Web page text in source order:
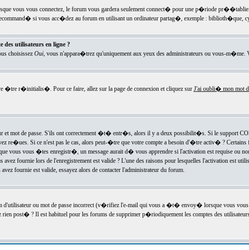
vous vous connectez, le forum vous gardera seulement connect� pour une p�riode
si vous acc�dez au forum en utilisant un ordinateur partag�, exemple :
utilisateurs en ligne ?
choisissez Oui, vous n'appara�trez qu'uniquement aux yeux des administrateurs ou vous-
�tre r�initialis�. Pour ce faire, allez sur la page de connexion et cliquez sur J'ai oubli� mon mot
mot de passe. S'ils ont correctement �t� entr�s, alors il y a deux possibilit�s. Si le support
re�ues. Si ce n'est pas le cas, alors peut-�tre que votre compte a besoin d'�tre activ� ?
vous vous �tes enregistr�, un message aurait d� vous apprendre si l'activation est requise ou
fournie lors de l'enregistrement est valide ? L'une des raisons pour lesquelles l'activation est
fournie est valide, essayez alors de contacter l'administrateur du forum.
d'utilisateur ou mot de passe incorrect (v�rifiez l'e-mail qui vous a �t� envoy� lorsque vous
post� ? Il est habituel pour les forums de supprimer p�riodiquement les comptes des